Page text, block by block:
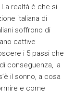
realtà è che si
italiana di
soffrono di
cattive
i 5 passi che
conseguenza, la
il sonno, a cosa
e come